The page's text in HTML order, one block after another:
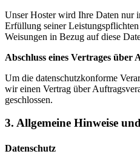
Unser Hoster wird Ihre Daten nur
Erfüllung seiner
Weisungen in Bezug auf diese
Abschluss eines Vertrages über
Um die datenschutzkonforme
wir einen Vertrag über
geschlossen.
3. Allgemeine Hinweise
Datenschutz